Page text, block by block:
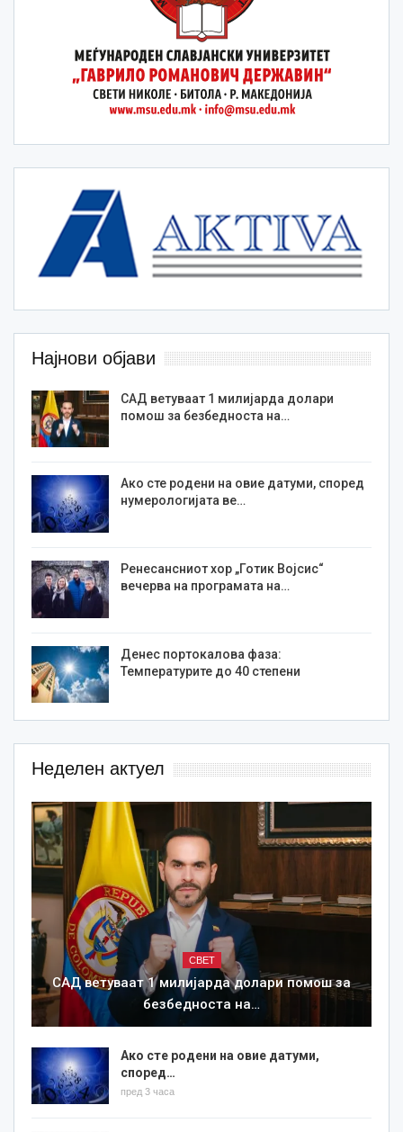
Најнови објави
САД ветуваат 1 милијарда долари
помош за безбедноста на…
Ако сте родени на овие датуми, според
нумерологијата ве…
Ренесансниот хор „Готик Војсис“
вечерва на програмата на…
Денес портокалова фаза:
Температурите до 40 степени
Неделен актуел
СВЕТ
САД ветуваат 1 милијарда долари помош за
безбедноста на…
Ако сте родени на овие датуми,
според…
пред 3 часа